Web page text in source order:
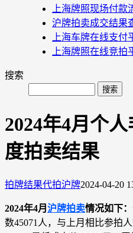
上海牌照现场付款
沪牌拍卖成交结果
上海车牌在线支付
上海牌照在线竞拍
搜索
2024年4月个
度拍卖结果
拍牌结果代拍沪牌2024-04-20
2024年4月 沪牌拍卖情况如下：
数45071人，与上月相比参拍